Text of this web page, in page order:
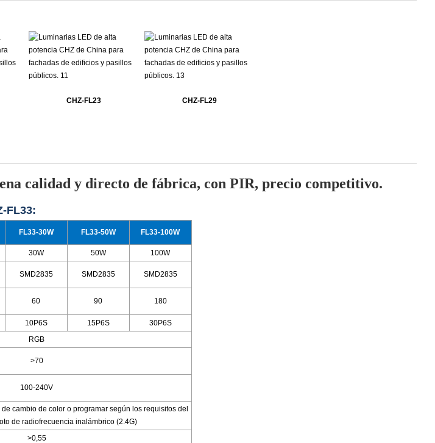
CHZ-FL23 CHZ-FL29
calidad y directo de fábrica, con PIR, precio competitivo.
FL33:
FL33-30W FL33-50W FL33-100W
30W 50W
100W
SMD2835 SMD2835 SMD2835
60 90 180
10P6S 15P6S
30P6S
RGB
>70
100-240V
cambio de color o programar según los requisitos del
de radiofrecuencia inalámbrico (2.4G)
>0,55